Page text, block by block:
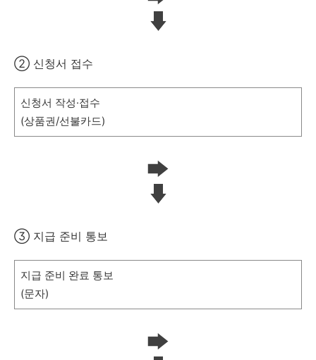
② 신청서 접수
신청서 작성·접수
(상품권/선불카드)
③ 지급 준비 통보
지급 준비 완료 통보
(문자)